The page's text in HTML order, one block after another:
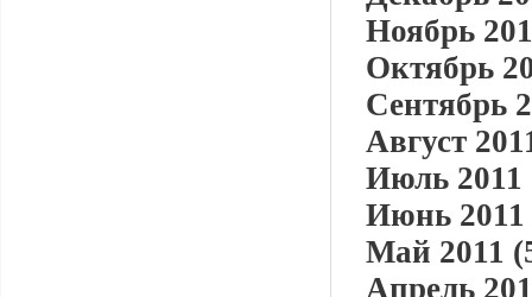
Ноябрь
Октябрь
Сентябрь
Август
Июль 2011
Июнь 2011
Май 2011
Апрель